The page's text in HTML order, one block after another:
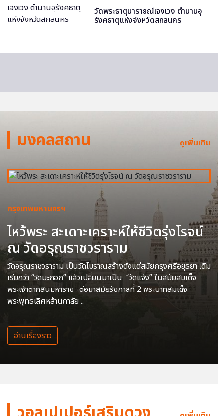
วัดพระธาตุนารายณ์เจงเวง ตำนานอุ
รังคธาตุแห่งจังหวัดสกลนคร
มงคลสถาน ดูเพิ่มเติม
กรุงเทพมหานครฯ
ไหว้พระ สะเดาะเคราะห์ให้ชีวิตรุ่งโรจน์
ณ วัดอรุณราชวราราม
วัดอรุณราชวราราม เป็นวัดโบราณสร้างตั้งแต่สมัยกรุงศรีอยุธยา เดิม
เรียกว่า “วัดมะกอก” แล้วเปลี่ยนมาเป็น “วัดแจ้ง” ในสมัยสมเด็จ
พระเจ้าตากสินมหาราช ต่อมาสมัยรัชกาลที่ 2 พระบาทสมเด็จ
พระพุทธเลิศหล้านภาลัย ..
อ่านเรื่องราว